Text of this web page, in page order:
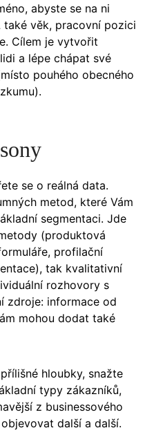
abyste se na ni
věk, pracovní pozici
Cílem je vytvořit
a lépe chápat své
pouhého obecného
se o reálná data.
metod, které Vám
segmentaci. Jde
(produktová
profilační
tak kvalitativní
rozhovory s
zdroje: informace od
mohou dodat také
hloubky, snažte
typy zákazníků,
z businessového
další a další.